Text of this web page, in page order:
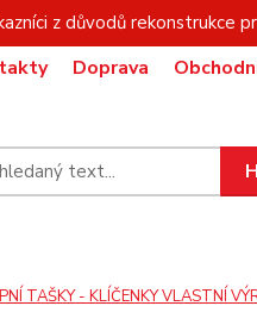
z důvodů rekonstrukce
Doprava
TAŠKY - KLÍČENKY VLASTNÍ